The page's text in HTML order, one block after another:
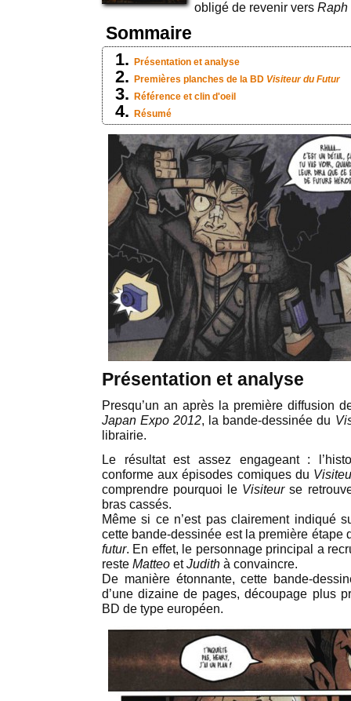
obligé de revenir vers Raph
Sommaire
Présentation et analyse
Premières planches de la BD Visiteur du Futur
Référence et clin d'oeil
Résumé
Présentation et analyse
Presqu’un an après la première diffusion
Japan Expo 2012, la bande-dessinée du
librairie.
Le résultat est assez engageant :
conforme aux épisodes comiques du
comprendre pourquoi le Visiteurse
bras cassés.
Même si ce n’est pas clairement indiqué
cette bande-dessinée est la première étape
futur. En effet, le personnage principal a
reste Matteo etJudith à convaincre.
De manière étonnante, cette bande-
d’une dizaine de pages, découpage plus
BD de type européen.